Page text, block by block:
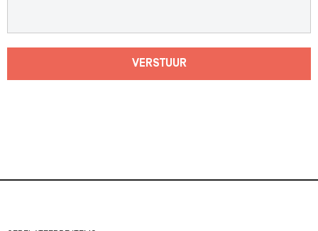
VERSTUUR